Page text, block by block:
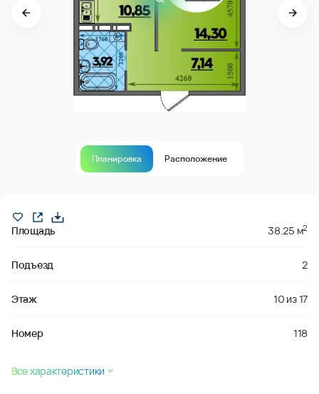
Планировка Расположение
Площадь 38.25 м2
Подъезд 2
Этаж 10 из17
Номер 118
Все характеристики